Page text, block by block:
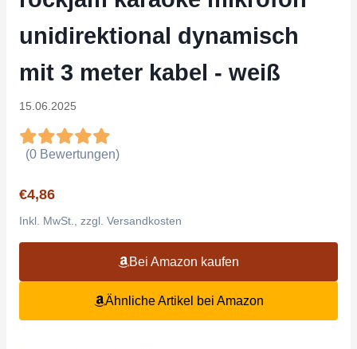
unidirektional dynamisch
mit 3 meter kabel - weiß
15.06.2025
(0 Bewertungen)
€4,86
Inkl. MwSt., zzgl. Versandkosten
Bei Amazon kaufen
Ähnliche Artikel bei Amazon